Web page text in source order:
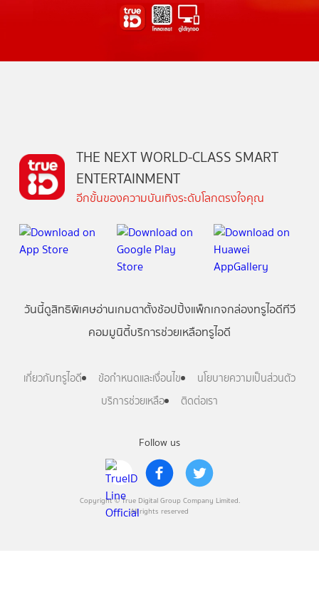
Follow us
Copyright © True Digital Group Company Limited.
All rights reserved
THE NEXT WORLD-CLASS SMART
ENTERTAINMENT
อีกขั้นของความบันเทิงระดับโลกตรงใจคุณ
วันนี้ดูสิทธิพิเศษอ่านเกมตาตั้งช้อปปิ้งแพ็กเกจกล่องทรูไอดีทีวี
คอมมูนิตี้บริการช่วยเหลือทรูไอดี
เกี่ยวกับทรูไอดี ข้อกำหนดและเงื่อนไข
นโยบายความเป็นส่วนตัว
บริการช่วยเหลือ
ติดต่อเรา